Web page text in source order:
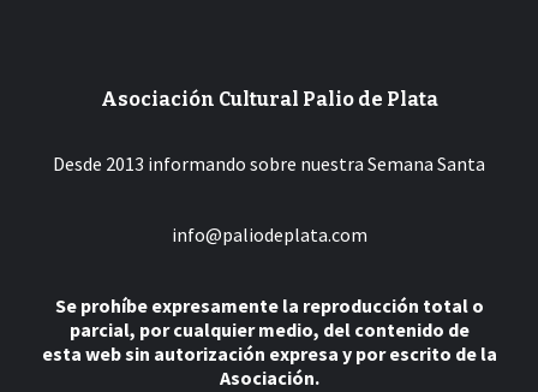
Asociación Cultural Palio de Plata
Desde 2013 informando sobre nuestra Semana Santa
info@paliodeplata.com
Se prohíbe expresamente la reproducción total o
parcial, por cualquier medio, del contenido de
esta web sin autorización expresa y por escrito de la
Asociación.